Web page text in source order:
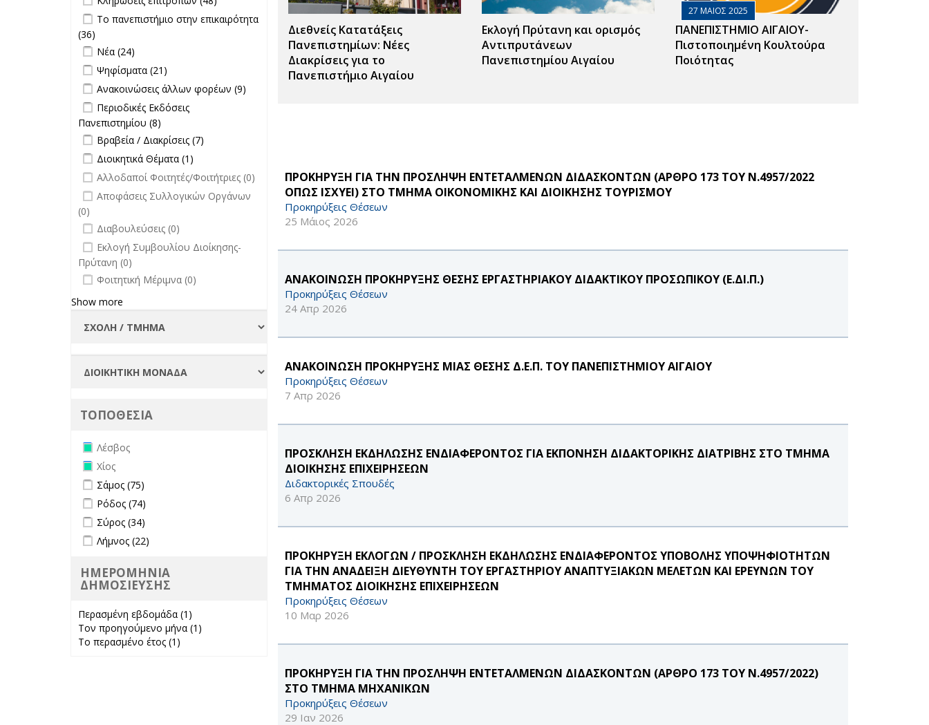
Διεθνείς Κατατάξεις
Πανεπιστημίων: Νέες
Διακρίσεις για το
Πανεπιστήμιο Αιγαίου
Εκλογή Πρύτανη και ορισμός
Αντιπρυτάνεων
Πανεπιστημίου Αιγαίου
27 ΜΑΙΟΣ 2025
ΠΑΝΕΠΙΣΤΗΜΙΟ ΑΙΓΑΙΟΥ-
Πιστοποιημένη Κουλτούρα
Ποιότητας
ΠΡΟΚΗΡΥΞΗ ΓΙΑ ΤΗΝ ΠΡΟΣΛΗΨΗ ΕΝΤΕΤΑΛΜΕΝΩΝ ΔΙΔΑΣΚΟΝΤΩΝ (ΑΡΘΡΟ 173 ΤΟΥ Ν.4957/2022
ΟΠΩΣ ΙΣΧΥΕΙ) ΣΤΟ ΤΜΗΜΑ ΟΙΚΟΝΟΜΙΚΗΣ ΚΑΙ ΔΙΟΙΚΗΣΗΣ ΤΟΥΡΙΣΜΟΥ
Προκηρύξεις Θέσεων
25 Μάιος 2026
ΑΝΑΚΟΙΝΩΣΗ ΠΡΟΚΗΡΥΞΗΣ ΘΕΣΗΣ ΕΡΓΑΣΤΗΡΙΑΚΟΥ ΔΙΔΑΚΤΙΚΟΥ ΠΡΟΣΩΠΙΚΟΥ (Ε.ΔΙ.Π.)
Προκηρύξεις Θέσεων
24 Απρ 2026
ΑΝΑΚΟΙΝΩΣΗ ΠΡΟΚΗΡΥΞΗΣ ΜΙΑΣ ΘΕΣΗΣ Δ.Ε.Π. ΤΟΥ ΠΑΝΕΠΙΣΤΗΜΙΟΥ ΑΙΓΑΙΟΥ
Προκηρύξεις Θέσεων
7 Απρ 2026
ΠΡΟΣΚΛΗΣΗ ΕΚΔΗΛΩΣΗΣ ΕΝΔΙΑΦΕΡΟΝΤΟΣ ΓΙΑ ΕΚΠΟΝΗΣΗ ΔΙΔΑΚΤΟΡΙΚΗΣ ΔΙΑΤΡΙΒΗΣ ΣΤΟ ΤΜΗΜΑ
ΔΙΟΙΚΗΣΗΣ ΕΠΙΧΕΙΡΗΣΕΩΝ
Διδακτορικές Σπουδές
6 Απρ 2026
ΠΡΟΚΗΡΥΞΗ ΕΚΛΟΓΩΝ / ΠΡΟΣΚΛΗΣΗ ΕΚΔΗΛΩΣΗΣ ΕΝΔΙΑΦΕΡΟΝΤΟΣ ΥΠΟΒΟΛΗΣ ΥΠΟΨΗΦΙΟΤΗΤΩΝ
ΓΙΑ ΤΗΝ ΑΝΑΔΕΙΞΗ ΔΙΕΥΘΥΝΤΗ ΤΟΥ ΕΡΓΑΣΤΗΡΙΟΥ ΑΝΑΠΤΥΞΙΑΚΩΝ ΜΕΛΕΤΩΝ ΚΑΙ ΕΡΕΥΝΩΝ ΤΟΥ
ΤΜΗΜΑΤΟΣ ΔΙΟΙΚΗΣΗΣ ΕΠΙΧΕΙΡΗΣΕΩΝ
Προκηρύξεις Θέσεων
10 Μαρ 2026
ΠΡΟΚΗΡΥΞΗ ΓΙΑ ΤΗΝ ΠΡΟΣΛΗΨΗ ΕΝΤΕΤΑΛΜΕΝΩΝ ΔΙΔΑΣΚΟΝΤΩΝ (ΑΡΘΡΟ 173 ΤΟΥ Ν.4957/2022)
ΣΤΟ ΤΜΗΜΑ ΜΗΧΑΝΙΚΩΝ
Προκηρύξεις Θέσεων
29 Ιαν 2026
Σπουδές filter
επιτροπών
Apply Το πανεπιστήμιο στην
επικαιρότητα filter
Το πανεπιστήμιο στην επικαιρότητα
(36)
επικαιρότητα filter
Apply Νέα filter
Νέα (24)
Apply Ψηφίσματα filter
Ψηφίσματα (21)
Apply Ανακοινώσεις άλλων φορέων
filter
Ανακοινώσεις άλλων φορέων (9)
Apply Περιοδικές Εκδόσεις
Πανεπιστημίου filter
Περιοδικές Εκδόσεις
Πανεπιστημίου (8)
Εκδόσεις
Πανεπιστημίου filter
Apply Βραβεία / Διακρίσεις filter
Βραβεία / Διακρίσεις (7)
filter
Apply Διοικητικά Θέματα filter
Διοικητικά Θέματα (1)
undefined
Αλλοδαποί Φοιτητές/Φοιτήτριες (0)
undefined
Αποφάσεις Συλλογικών Οργάνων
(0)
undefined
Διαβουλεύσεις (0)
undefined
Εκλογή Συμβουλίου Διοίκησης-
Πρύτανη (0)
undefined
Φοιτητική Μέριμνα (0)
Show more
ΤΟΠΟΘΕΣΙΑ
Remove Λέσβος filter
Λέσβος
Remove Χίος filter
Χίος
Apply Σάμος filter
Σάμος (75)
Apply Ρόδος filter
Ρόδος (74)
Apply Σύρος filter
Σύρος (34)
Apply Λήμνος filter
Λήμνος (22)
ΗΜΕΡΟΜΗΝΙΑ
ΔΗΜΟΣΙΕΥΣΗΣ
Περασμένη εβδομάδα (1)
Περασμένη
Τον προηγούμενο μήνα (1)
Το περασμένο έτος (1)